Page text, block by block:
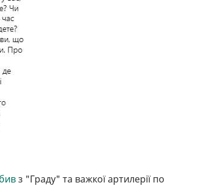
з "Граду" та важкої артилерії по